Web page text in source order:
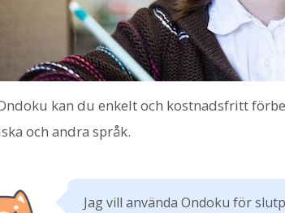
kan du enkelt och kostnadsfritt
och andra språk.
Jag vill använda Ondoku för